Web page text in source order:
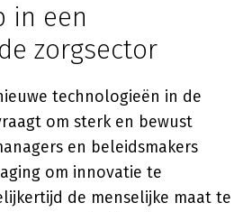
in een
zorgsector
technologieën in de
om sterk en bewust
en beleidsmakers
om innovatie te
de menselijke maat te